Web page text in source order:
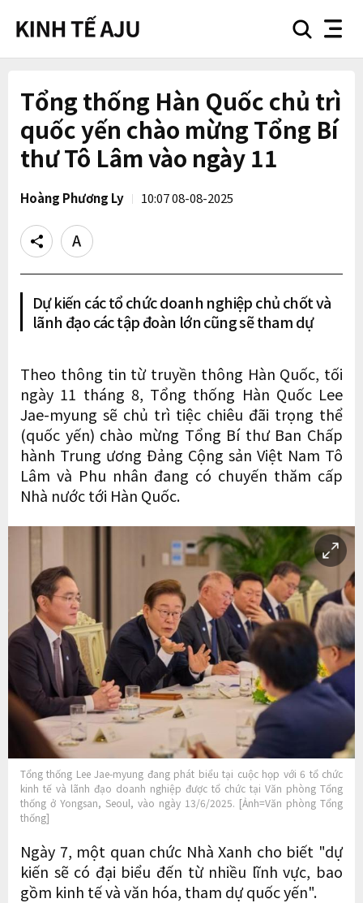
searchnav
Tổng thống Hàn Quốc chủ trì
quốc yến chào mừng Tổng Bí
thư Tô Lâm vào ngày 11
Hoàng Phương Ly 10:07 08-08-2025
Share
Text
size
Dự kiến các tổ chức doanh nghiệp chủ chốt và
lãnh đạo các tập đoàn lớn cũng sẽ tham dự
Theo thông tin từ truyền thông Hàn Quốc, tối
ngày 11 tháng 8, Tổng thống Hàn Quốc Lee
Jae-myung sẽ chủ trì tiệc chiêu đãi trọng thể
(quốc yến) chào mừng Tổng Bí thư Ban Chấp
hành Trung ương Đảng Cộng sản Việt Nam Tô
Lâm và Phu nhân đang có chuyến thăm cấp
Nhà nước tới Hàn Quốc.
Tổng thống Lee Jae-myung đang phát biểu tại cuộc họp với 6 tổ chức
kinh tế và lãnh đạo doanh nghiệp được tổ chức tại Văn phòng Tổng
thống ở Yongsan, Seoul, vào ngày 13/6/2025. [Ảnh=Văn phòng Tổng
thống]
Ngày 7, một quan chức Nhà Xanh cho biết "dự
kiến sẽ có đại biểu đến từ nhiều lĩnh vực, bao
gồm kinh tế và văn hóa, tham dự quốc yến".